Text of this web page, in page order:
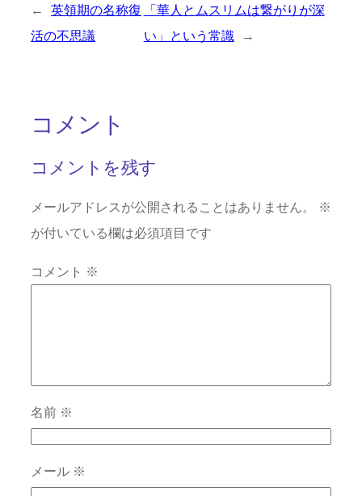
←
英領期の名称復
活の不思議
「華人とムスリムは繋がりが深
い」という常識
→
コメント
コメントを残す
メールアドレスが公開されることはありません。
※
が付いている欄は必須項目です
コメント ※
名前 ※
メール ※